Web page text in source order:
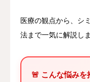
医療の観点から、
法まで一気に解説し
🚨 こんな悩みを